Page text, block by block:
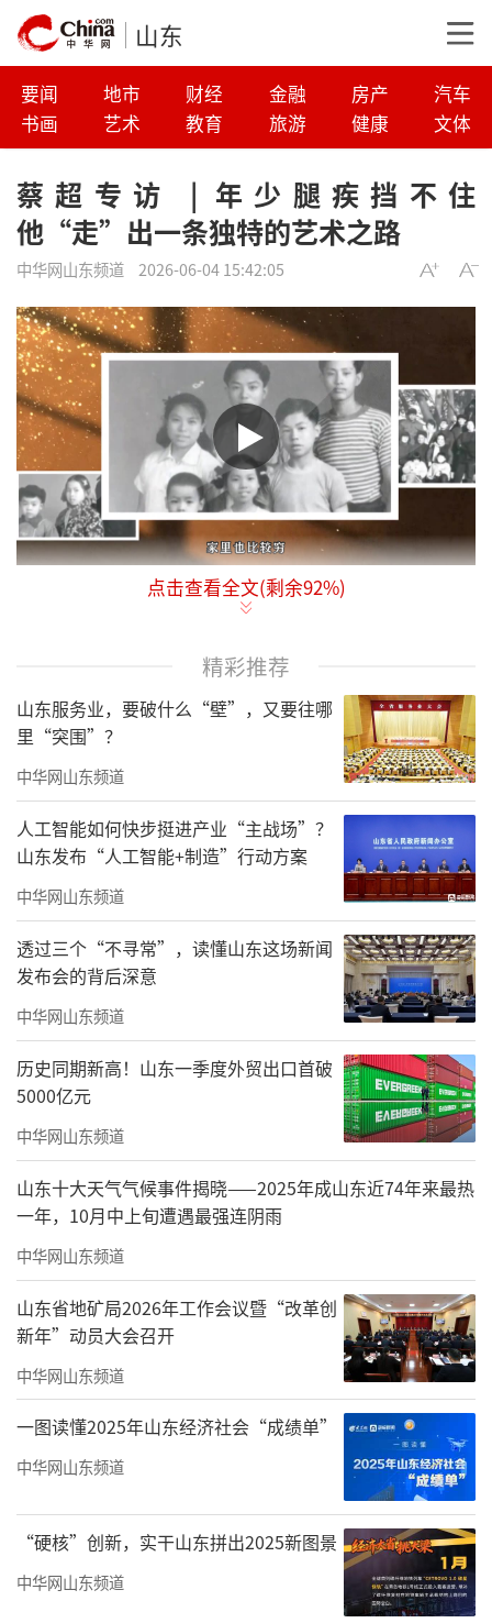
山东
要闻 地市 财经 金融 房产
汽车
书画
艺术 教育 旅游 健康 文体
蔡超专访 | 年少腿疾挡不住
他“走”出一条独特的艺术之路
中华网山东频道 2026-06-04 15:42:05
在中国画坛，有一位凭借执着与天赋走出
院校的系统深造，却以自学之力跻身名家行
列；历经人生坎坷，却将磨难化作艺术创作的
养分，在红色题材与工业题材绘画领域留下浓
墨重彩的一笔。本次专访走近蔡超先生，聆听
他的人生故事与艺术心声。
“小时候身体残疾，家境也不好，童年没
什么乐趣，行动不便的我只能常常静坐观察身
边的一切。”蔡超先生回忆起往事，眼神中带
着淡然。年少时，没有家人为他规划未来，考
大学时又因残疾屡屡受阻，毕业后他做过临时
工，人生似乎陷入迷茫。直到父亲的朋友将他
介绍到“书画之家”，既当学徒又做营业员，
这段经历成为他艺术人生的转折点。“在这
里，我每天接触各路艺术家和各类绘画作品，
心底对绘画的兴趣被彻底点燃了。”他表
示，“从那以后，我开始自学绘画，省吃俭用
购买画材，一有空就反复练习，速写本换了一
本又一本。”
点击查看全文(剩余92%)
精彩推荐
山东服务业，要破什么“壁”，又要往哪
里“突围”？
中华网山东频道
人工智能如何快步挺进产业“主战场”？
山东发布“人工智能+制造”行动方案
中华网山东频道
透过三个“不寻常”，读懂山东这场新闻
发布会的背后深意
中华网山东频道
历史同期新高！山东一季度外贸出口首破
5000亿元
中华网山东频道
山东十大天气气候事件揭晓——2025年成山东近74年来最热
一年，10月中上旬遭遇最强连阴雨
中华网山东频道
山东省地矿局2026年工作会议暨“改革创
新年”动员大会召开
中华网山东频道
一图读懂2025年山东经济社会“成绩单”
中华网山东频道
“硬核”创新，实干山东拼出2025新图景
中华网山东频道